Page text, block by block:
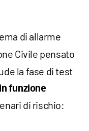
di allarme
Civile pensato
la fase di test
funzione
di rischio: